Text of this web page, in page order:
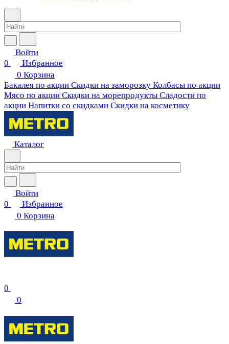
Войти
0
Избранное
0 Корзина
Бакалея по акции Скидки на заморозку Колбасы по акции
Мясо по акции Скидки на морепродукты Сладости по
акции Напитки со скидками Скидки на косметику
Каталог
Войти
0
Избранное
0 Корзина
0
0